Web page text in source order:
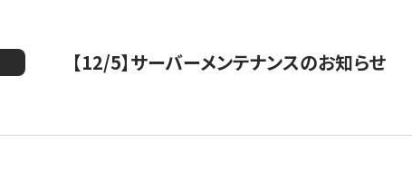
【12/5】サーバーメンテナンスのお知らせ